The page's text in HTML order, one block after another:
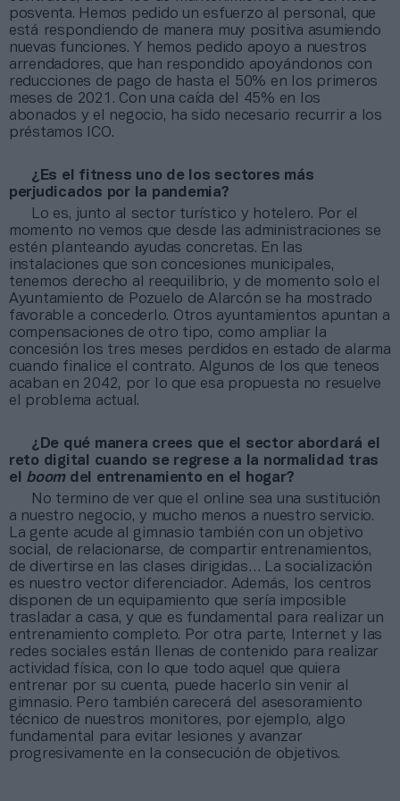
posventa. Hemos pedido un esfuerzo al personal, que
está respondiendo de manera muy positiva asumiendo
nuevas funciones. Y hemos pedido apoyo a nuestros
arrendadores, que han respondido apoyándonos con
reducciones de pago de hasta el 50% en los primeros
meses de 2021. Con una caída del 45% en los
abonados y el negocio, ha sido necesario recurrir a los
préstamos ICO.
¿Es el fitness uno de los sectores más
perjudicados por la pandemia?
Lo es, junto al sector turístico y hotelero. Por el
momento no vemos que desde las administraciones se
estén planteando ayudas concretas. En las
instalaciones que son concesiones municipales,
tenemos derecho al reequilibrio, y de momento solo el
Ayuntamiento de Pozuelo de Alarcón se ha mostrado
favorable a concederlo. Otros ayuntamientos apuntan a
compensaciones de otro tipo, como ampliar la
concesión los tres meses perdidos en estado de alarma
cuando finalice el contrato. Algunos de los que teneos
acaban en 2042, por lo que esa propuesta no resuelve
el problema actual.
¿De qué manera crees que el sector abordará el
reto digital cuando se regrese a la normalidad tras
el boom del entrenamiento en el hogar?
No termino de ver que el online sea una sustitución
a nuestro negocio, y mucho menos a nuestro servicio.
La gente acude al gimnasio también con un objetivo
social, de relacionarse, de compartir entrenamientos,
de divertirse en las clases dirigidas… La socialización
es nuestro vector diferenciador. Además, los centros
disponen de un equipamiento que sería imposible
trasladar a casa, y que es fundamental para realizar un
entrenamiento completo. Por otra parte, Internet y las
redes sociales están llenas de contenido para realizar
actividad física, con lo que todo aquel que quiera
entrenar por su cuenta, puede hacerlo sin venir al
gimnasio. Pero también carecerá del asesoramiento
técnico de nuestros monitores, por ejemplo, algo
fundamental para evitar lesiones y avanzar
progresivamente en la consecución de objetivos.